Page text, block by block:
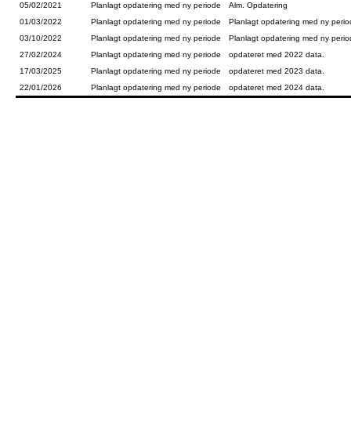
05/02/2021
Planlagt opdatering med ny periode
Alm. Opdatering
01/03/2022
Planlagt opdatering med ny periode
Planlagt opdatering med ny
03/10/2022
Planlagt opdatering med ny periode
Planlagt opdatering med ny
27/02/2024
Planlagt opdatering med ny periode
opdateret med 2022 data.
17/03/2025
Planlagt opdatering med ny periode
opdateret med 2023 data.
22/01/2026
Planlagt opdatering med ny periode opdateret med 2024 data.